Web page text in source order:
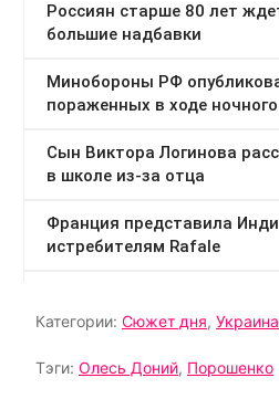
Категории: Сюжет дня, Украина
Тэги: Олесь Доний, Порошенко